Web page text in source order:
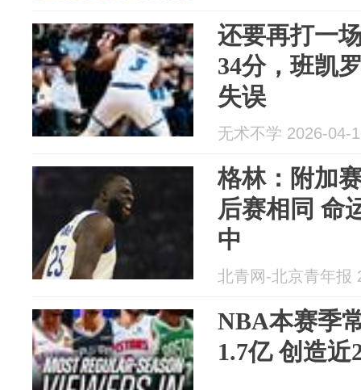
还要再打一
34分，班凯
失误
无术不学 2026-04-
格林：附加
后赛相同 命
中
北青网-北京青年报
NBA本赛季
1.7亿 创造近